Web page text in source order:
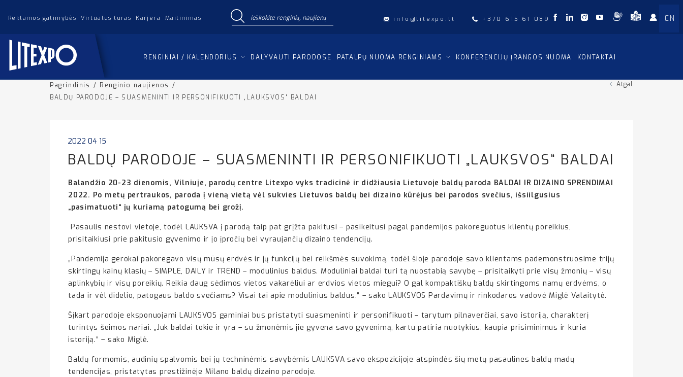
Reklamos galimybės Virtualus turas Karjera Maitinimas info@litexpo.lt +370 615 61 089 EN
RENGINIAI / KALENDORIUS DALYVAUTI PARODOSE PATALPŲ NUOMA RENGINIAMS KONFERENCIJŲ ĮRANGOS NUOMA KONTAKTAI
Pagrindinis / Renginio naujienos /
BALDŲ PARODOJE – SUASMENINTI IR PERSONIFIKUOTI „LAUKSVOS“ BALDAI
Atgal
2022 04 15
BALDŲ PARODOJE – SUASMENINTI IR PERSONIFIKUOTI „LAUKSVOS“ BALDAI
Balandžio 20-23 dienomis, Vilniuje, parodų centre Litexpo vyks tradicinė ir didžiausia Lietuvoje baldų paroda BALDAI IR DIZAINO SPRENDIMAI
2022. Po metų pertraukos, paroda į vieną vietą vėl sukvies Lietuvos baldų bei dizaino kūrėjus bei parodos svečius, išsiilgusius
„pasimatuoti“ jų kuriamą patogumą bei grožį.
Pasaulis nestovi vietoje, todėl LAUKSVA į parodą taip pat grįžta pakitusi – pasikeitusi pagal pandemijos pakoreguotus klientų poreikius,
prisitaikiusi prie pakitusio gyvenimo ir jo įpročių bei vyraujančių dizaino tendencijų.
„Pandemija gerokai pakoregavo visų mūsų erdvės ir jų funkcijų bei reikšmės suvokimą, todėl šioje parodoje savo klientams pademonstruosime trijų
skirtingų kainų klasių – SIMPLE, DAILY ir TREND – modulinius baldus. Moduliniai baldai turi tą nuostabią savybę – prisitaikyti prie visų žmonių – visų
aplinkybių ir visų poreikių. Reikia daug sėdimos vietos vakarėliui ar erdvios vietos miegui? O gal kompaktiškų baldų skirtingoms namų erdvėms, o
tada ir vėl didelio, patogaus baldo svečiams? Visai tai apie modulinius baldus.“ – sako LAUKSVOS Pardavimų ir rinkodaros vadovė Miglė Valaitytė.
Šįkart parodoje eksponuojami LAUKSVOS gaminiai bus pristatyti suasmeninti ir personifikuoti – tarytum pilnaverčiai, savo istoriją, charakterį
turintys šeimos nariai. „Juk baldai tokie ir yra – su žmonėmis jie gyvena savo gyvenimą, kartu patiria nuotykius, kaupia prisiminimus ir kuria
istoriją.“ – sako Miglė.
Baldų formomis, audinių spalvomis bei jų techninėmis savybėmis LAUKSVA savo ekspozicijoje atspindės šių metų pasaulines baldų madų
tendencijas, pristatytas prestižinėje Milano baldų dizaino parodoje.